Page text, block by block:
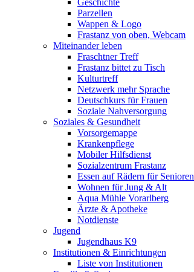
Geschichte
Parzellen
Wappen & Logo
Frastanz von oben, Webcam
Miteinander leben
Fraschtner Treff
Frastanz bittet zu Tisch
Kulturtreff
Netzwerk mehr Sprache
Deutschkurs für Frauen
Soziale Nahversorgung
Soziales & Gesundheit
Vorsorgemappe
Krankenpflege
Mobiler Hilfsdienst
Sozialzentrum Frastanz
Essen auf Rädern für Senioren
Wohnen für Jung & Alt
Aqua Mühle Vorarlberg
Ärzte & Apotheke
Notdienste
Jugend
Jugendhaus K9
Institutionen & Einrichtungen
Liste von Institutionen